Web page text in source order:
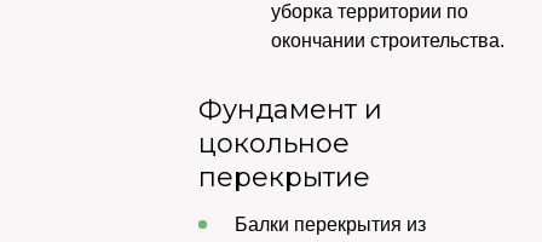
уборка территории по
окончании строительства.
Фундамент и
цокольное
перекрытие
Балки перекрытия из